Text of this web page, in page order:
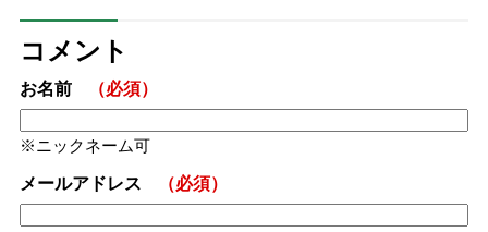
コメント
お名前 （必須）
ニックネーム可
メールアドレス （必須）